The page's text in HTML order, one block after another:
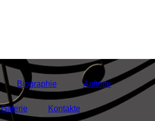
Biographie Auftritte
Galerie Kontakte